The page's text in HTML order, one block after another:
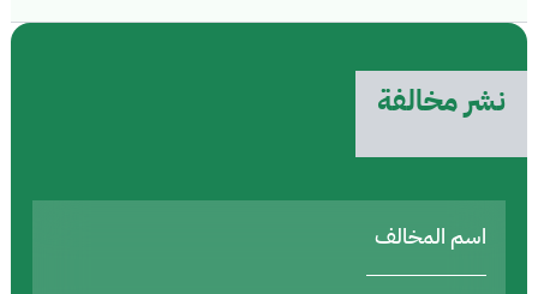
نشر مخالفة
اسم المخالف